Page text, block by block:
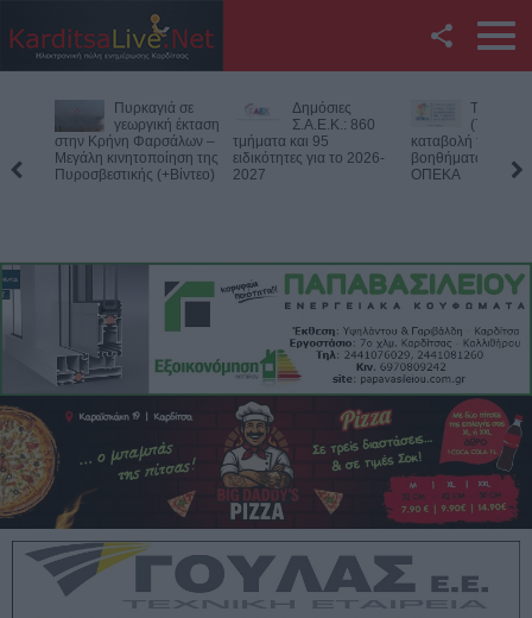
Twitter
YouTube
RSS
KarditsaLive.Net
Δημόσιες
Σ.Α.Ε.Κ.: 860
τμήματα και 95
ειδικότητες για το 2026-
2027
Την Παρασκευή
(7/8) η δεύτερη
καταβολή του
βοηθήματος του ΛΑΕ-
ΟΠΕΚΑ
Νεκρός
αγροτική
περιοχή του
Πιθανό